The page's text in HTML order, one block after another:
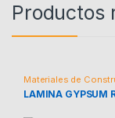
Productos
Materiales de
LAMINA GYPSUM